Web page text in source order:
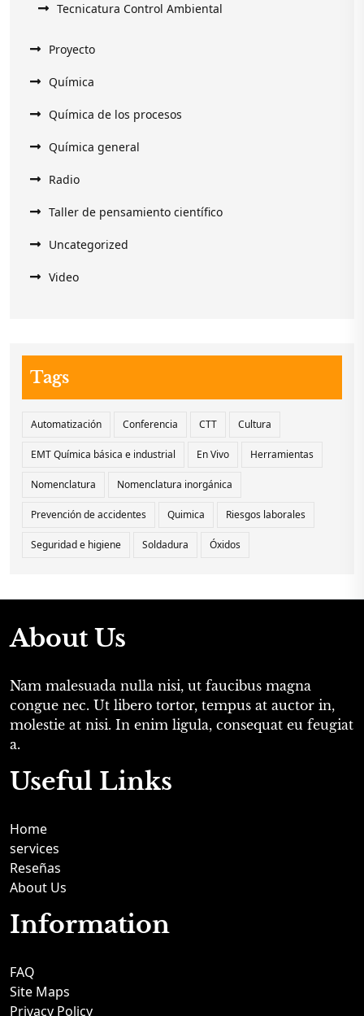
Tecnicatura Control Ambiental
Proyecto
Química
Química de los procesos
Química general
Radio
Taller de pensamiento científico
Uncategorized
Video
Tags
Automatización Conferencia CTT Cultura
EMT Química básica e industrial En Vivo Herramientas
Nomenclatura Nomenclatura inorgánica
Prevención de accidentes Quimica Riesgos laborales
Seguridad e higiene Soldadura Óxidos
About Us
Nam malesuada nulla nisi, ut faucibus magna
congue nec. Ut libero tortor, tempus at auctor in,
molestie at nisi. In enim ligula, consequat eu feugiat
a.
Useful Links
Home
services
Reseñas
About Us
Information
FAQ
Site Maps
Privacy Policy